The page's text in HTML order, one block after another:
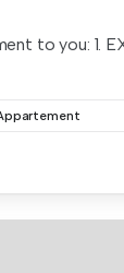
to you: 1.